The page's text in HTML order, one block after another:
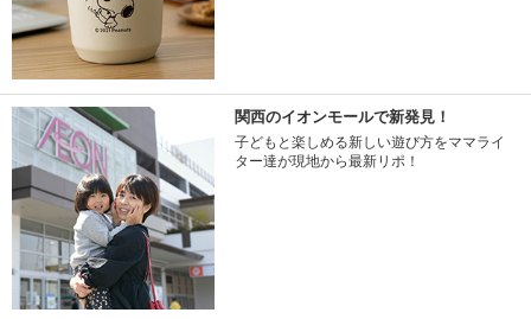
関西のイオンモールで新発見！
子どもと楽しめる新しい遊び方をママライ
ター達が現地から最新リポ！